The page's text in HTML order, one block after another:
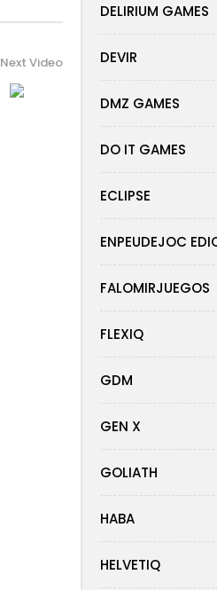
Next Video
DELIRIUM GAMES
DEVIR
DMZ GAMES
DO IT GAMES
ECLIPSE
ENPEUDEJOC
FALOMIRJUEGOS
FLEXIQ
GDM
GEN X
GOLIATH
HABA
HELVETIQ